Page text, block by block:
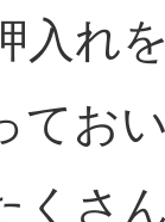
入れ
てお
くさ